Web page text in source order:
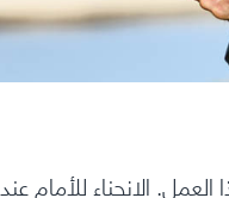
الانحناء للأمام